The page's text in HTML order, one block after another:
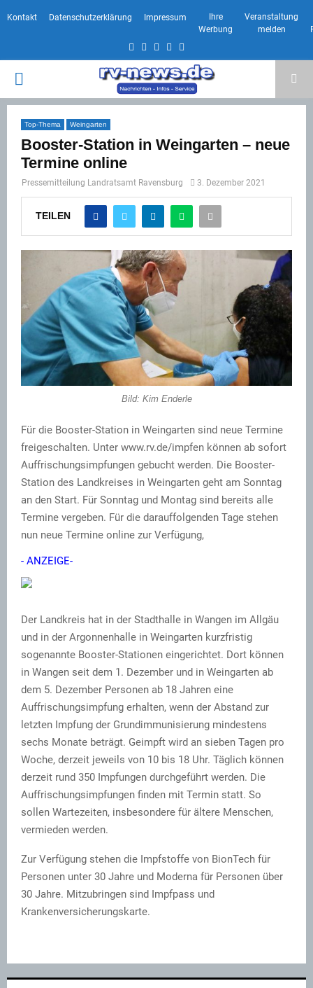
Kontakt Datenschutzerklärung Impressum
Ihre
Werbung
Veranstaltung
melden
Facebook
TwitterInstagram
Email
PRIMARY
MENU
Top-Thema Weingarten
Booster-Station in Weingarten – neue
Termine online
Pressemitteilung Landratsamt Ravensburg 3. Dezember 2021
TEILEN
Bild: Kim Enderle
Für die Booster-Station in Weingarten sind neue Termine
freigeschalten. Unter www.rv.de/impfen können ab sofort
Auffrischungsimpfungen gebucht werden. Die Booster-
Station des Landkreises in Weingarten geht am Sonntag
an den Start. Für Sonntag und Montag sind bereits alle
Termine vergeben. Für die darauffolgenden Tage stehen
nun neue Termine online zur Verfügung,
- ANZEIGE-
Der Landkreis hat in der Stadthalle in Wangen im Allgäu
und in der Argonnenhalle in Weingarten kurzfristig
sogenannte Booster-Stationen eingerichtet. Dort können
in Wangen seit dem 1. Dezember und in Weingarten ab
dem 5. Dezember Personen ab 18 Jahren eine
Auffrischungsimpfung erhalten, wenn der Abstand zur
letzten Impfung der Grundimmunisierung mindestens
sechs Monate beträgt. Geimpft wird an sieben Tagen pro
Woche, derzeit jeweils von 10 bis 18 Uhr. Täglich können
derzeit rund 350 Impfungen durchgeführt werden. Die
Auffrischungsimpfungen finden mit Termin statt. So
sollen Wartezeiten, insbesondere für ältere Menschen,
vermieden werden.
Zur Verfügung stehen die Impfstoffe von BionTech für
Personen unter 30 Jahre und Moderna für Personen über
30 Jahre. Mitzubringen sind Impfpass und
Krankenversicherungskarte.